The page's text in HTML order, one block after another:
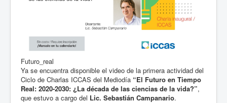
Futuro_real
Ya se encuentra disponible el video de la primera actividad del
Ciclo de Charlas ICCAS del Mediodía “El Futuro en Tiempo
Real: 2020-2030: ¿La década de las ciencias de la vida?”,
que estuvo a cargo del Lic. Sebastián Campanario.